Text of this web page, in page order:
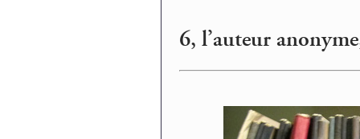
6, l’auteur